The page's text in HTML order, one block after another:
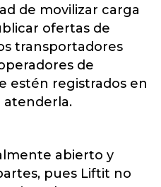
de movilizar carga
ofertas de
transportadores
de
estén registrados en
atenderla.
abierto y
pues Liftit no